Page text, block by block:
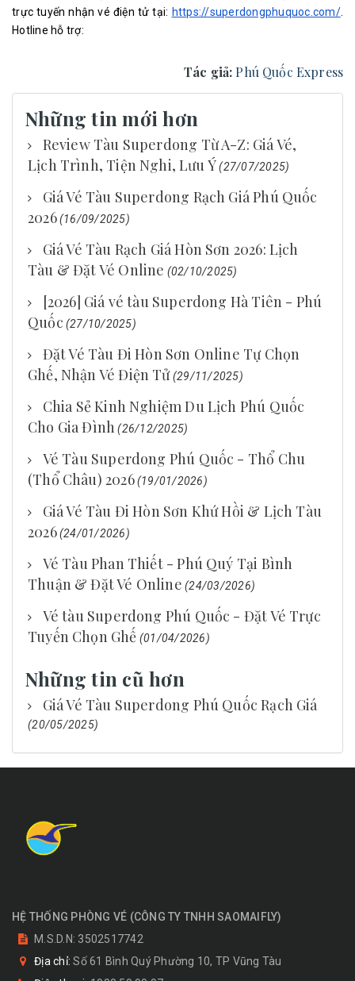
trực tuyến nhận vé điện tử tại: https://superdongphuquoc.com/.
Hotline hỗ trợ:
Tác giả: Phú Quốc Express
Những tin mới hơn
Review Tàu Superdong Từ A-Z: Giá Vé,
Lịch Trình, Tiện Nghi, Lưu Ý (27/07/2025)
Giá Vé Tàu Superdong Rạch Giá Phú Quốc
2026 (16/09/2025)
Giá Vé Tàu Rạch Giá Hòn Sơn 2026: Lịch
Tàu & Đặt Vé Online (02/10/2025)
[2026] Giá vé tàu Superdong Hà Tiên - Phú
Quốc (27/10/2025)
Đặt Vé Tàu Đi Hòn Sơn Online Tự Chọn
Ghế, Nhận Vé Điện Tử (29/11/2025)
Chia Sẻ Kinh Nghiệm Du Lịch Phú Quốc
Cho Gia Đình (26/12/2025)
Vé Tàu Superdong Phú Quốc - Thổ Chu
(Thổ Châu) 2026 (19/01/2026)
Giá Vé Tàu Đi Hòn Sơn Khứ Hồi & Lịch Tàu
2026 (24/01/2026)
Vé Tàu Phan Thiết - Phú Quý Tại Bình
Thuận & Đặt Vé Online (24/03/2026)
Vé tàu Superdong Phú Quốc - Đặt Vé Trực
Tuyến Chọn Ghế (01/04/2026)
Những tin cũ hơn
Giá Vé Tàu Superdong Phú Quốc Rạch Giá
(20/05/2025)
HỆ THỐNG PHÒNG VÉ (CÔNG TY TNHH SAOMAIFLY)
M.S.D.N: 3502517742
Địa chỉ: Số 61 Bình Quý Phường 10, TP Vũng Tàu